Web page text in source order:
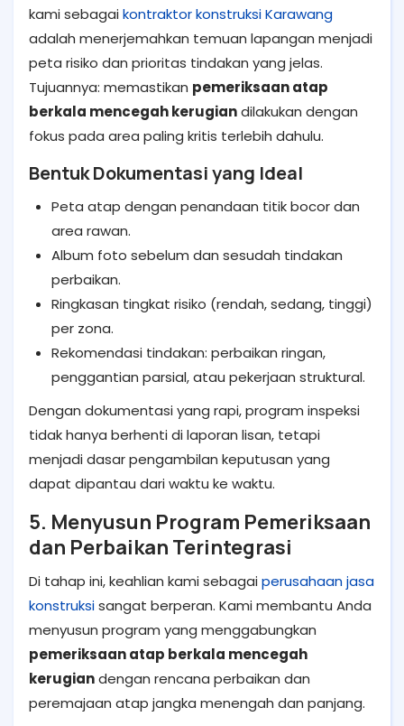
kami sebagaikontraktor konstruksi Karawang
adalah menerjemahkan temuan lapangan menjadi
peta risiko dan prioritas tindakan yang jelas.
Tujuannya: memastikan pemeriksaan atap
berkala mencegah kerugiandilakukan dengan
fokus pada area paling kritis terlebih dahulu.
Bentuk Dokumentasi yang Ideal
Peta atap dengan penandaan titik bocor dan
area rawan.
Album foto sebelum dan sesudah tindakan
perbaikan.
Ringkasan tingkat risiko (rendah, sedang, tinggi)
per zona.
Rekomendasi tindakan: perbaikan ringan,
penggantian parsial, atau pekerjaan struktural.
Dengan dokumentasi yang rapi, program inspeksi
tidak hanya berhenti di laporan lisan, tetapi
menjadi dasar pengambilan keputusan yang
dapat dipantau dari waktu ke waktu.
5. Menyusun Program Pemeriksaan
dan Perbaikan Terintegrasi
Di tahap ini, keahlian kami sebagaiperusahaan jasa
konstruksisangat berperan. Kami membantu Anda
menyusun program yang menggabungkan
pemeriksaan atap berkala mencegah
kerugiandengan rencana perbaikan dan
peremajaan atap jangka menengah dan panjang.